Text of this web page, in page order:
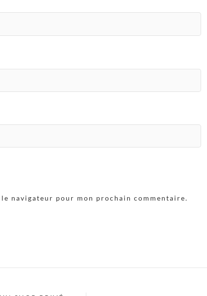
navigateur pour mon prochain commentaire.